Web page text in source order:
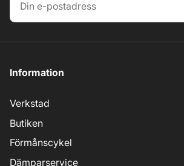
Information
Verkstad
Butiken
Förmånscykel
Dämparservice